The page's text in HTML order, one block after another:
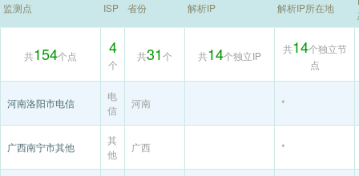
监测点 ISP 省份 解析IP 解析IP所在地
共154个点 4
个
共31个 共14个独立IP
共14个独立节
点
河南洛阳市电信
电
信
河南 *
广西南宁市其他
其
他
广西 *